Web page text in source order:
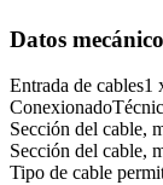
Datos
Entrada de cables1
Conexionado
Sección del cable,
Sección del cable,
Tipo de cable